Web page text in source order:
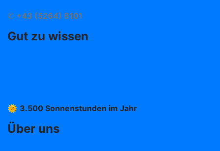
✆ +43 (5264) 8101
Gut zu wissen
🌞 3.500 Sonnenstunden im Jahr
Über uns